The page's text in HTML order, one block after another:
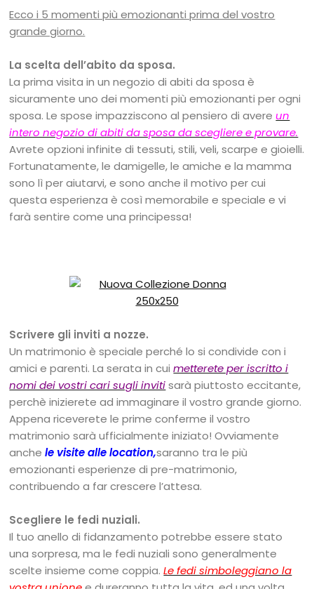
Ecco i 5 momenti più emozionanti prima del vostro
grande giorno.
La scelta dell’abito da sposa.
La prima visita in un negozio di abiti da sposa è
sicuramente uno dei momenti più emozionanti per ogni
sposa. Le spose impazziscono al pensiero di avereun
intero negozio di abiti da sposa da scegliere e provare.
Avrete opzioni infinite di tessuti, stili, veli, scarpe e gioielli.
Fortunatamente, le damigelle, le amiche e la mamma
sono lì per aiutarvi, e sono anche il motivo per cui
questa esperienza è così memorabile e speciale e vi
farà sentire come una principessa!
Scrivere gli inviti a nozze.
Un matrimonio è speciale perché lo si condivide con i
amici e parenti. La serata in cuimetterete per iscritto i
nomi dei vostri cari sugli invitisarà piuttosto eccitante,
perchè inizierete ad immaginare il vostro grande giorno.
Appena riceverete le prime conferme il vostro
matrimonio sarà ufficialmente iniziato! Ovviamente
anchele visite alle location,saranno tra le più
emozionanti esperienze di pre-matrimonio,
contribuendo a far crescere l’attesa.
Scegliere le fedi nuziali.
Il tuo anello di fidanzamento potrebbe essere stato
una sorpresa, ma le fedi nuziali sono generalmente
scelte insieme come coppia.Le fedi simboleggiano la